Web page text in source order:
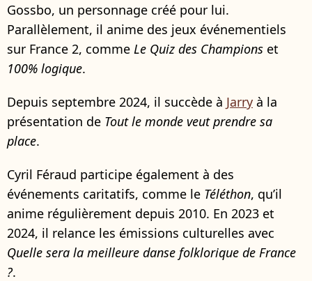
Gossbo, un personnage créé pour lui.
Parallèlement, il anime des jeux événementiels
sur France 2, comme Le Quiz des Champions et
100% logique.
Depuis septembre 2024, il succède à Jarry à la
présentation de Tout le monde veut prendre sa
place.
Cyril Féraud participe également à des
événements caritatifs, comme le Téléthon, qu’il
anime régulièrement depuis 2010. En 2023 et
2024, il relance les émissions culturelles avec
Quelle sera la meilleure danse folklorique de France
?.